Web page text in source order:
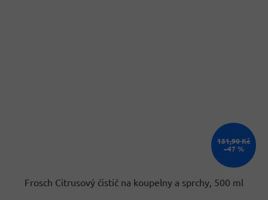
131,90 Kč
–47 %
Frosch Citrusový čistič na koupelny a sprchy, 500 ml